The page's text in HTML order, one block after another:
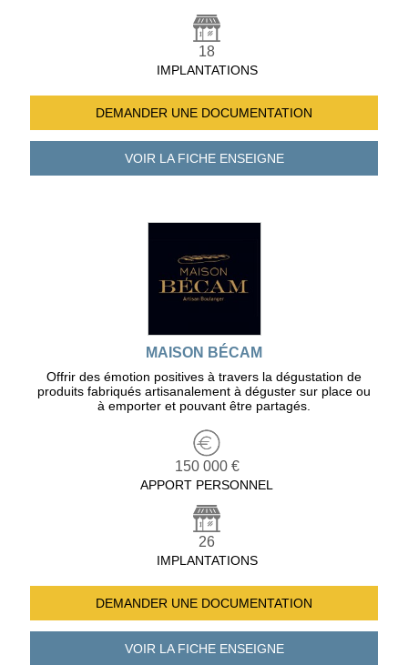
18
IMPLANTATIONS
DEMANDER UNE DOCUMENTATION
VOIR LA FICHEENSEIGNE
MAISON BÉCAM
Offrir des émotion positives à travers la dégustation de
produits fabriqués artisanalement à déguster sur place ou
à emporter et pouvant être partagés.
150 000 €
APPORT PERSONNEL
26
IMPLANTATIONS
DEMANDER UNE DOCUMENTATION
VOIR LA FICHEENSEIGNE